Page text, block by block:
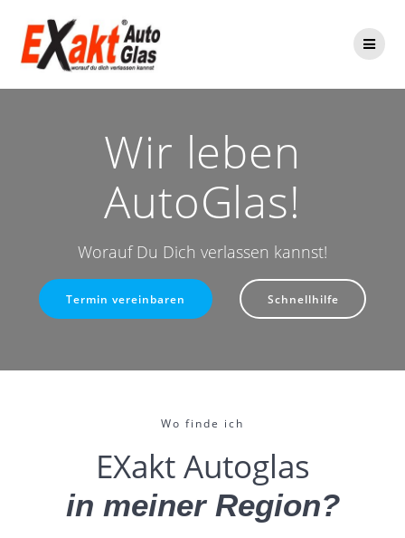
Wir leben
AutoGlas!
Worauf Du Dich verlassen kannst!
Termin vereinbaren Schnellhilfe
Wo finde ich
EXakt Autoglas
in meiner Region?